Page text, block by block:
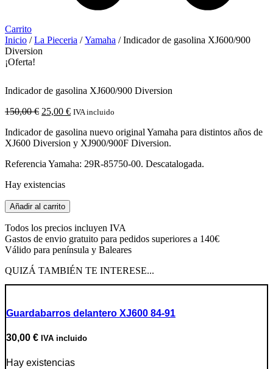
Carrito
Inicio /La Pieceria /Yamaha / Indicador de gasolina XJ600/900
Diversion
¡Oferta!
Indicador de gasolina XJ600/900 Diversion
150,00€ El
original
era:
25,00 €El
actual
es:
IVA incluido
Indicador de gasolina nuevo original Yamaha para distintos años de
XJ600 Diversion y XJ900/900F Diversion.
Referencia Yamaha: 29R-85750-00. Descatalogada.
Hay existencias
Indicador
de
gasolina
XJ600/900
Diversion
Añadir al carrito
Todos los precios incluyen IVA
Gastos de envio gratuito para pedidos superiores a 140€
Válido para península y Baleares
QUIZÁ TAMBIÉN TE INTERESE...
Guardabarros delantero XJ600 84-91
30,00 € IVA incluido
Hay existencias